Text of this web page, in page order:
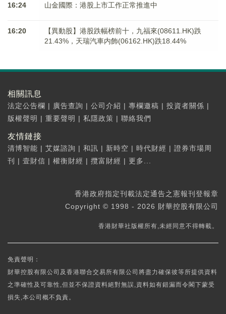
16:24 山金國際：港股上市工作正常推進中
16:20
【異動股】港股跌幅榜前十，九福來(08611.HK)跌
21.43%，天瑞汽車内飾(06162.HK)跌18.44%
相關訊息
法定公告欄 | 廣告查詢 | 公司介紹 | 專欄邀稿 | 投資者關係 |
版權聲明 | 重要聲明 | 私隱政策 | 聯絡我們
友情鏈接
清博智能 | 艾媒諮詢 | 和訊 | 新時空 | 時代財經 | 證券市場周
刊
| 壹財信 | 權衡財經 | 攬富財經 | 更多...
香港政府指定刊載法定通告之憲報刊登報章
Copyright © 1998 - 2026 財華控股有限公司
香港財華社版權所有,未經同意不得轉載。
免責聲明：
財華控股有限公司及香港聯合交易所有限公司將盡力確保彼等所提供資料
之準確性及可靠性,但並不保證資料絕對無誤,資料如有錯漏而令閣下蒙受
損失,本公司概不負責。